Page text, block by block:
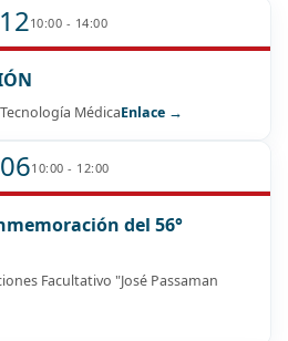
1210:00 - 14:00
MédicaEnlace →
0610:00 - 12:00
del 56°
Facultativo "José Passaman